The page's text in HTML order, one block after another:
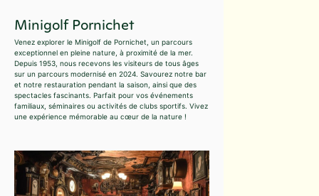
Minigolf Pornichet
Venez explorer le Minigolf de Pornichet, un parcours
exceptionnel en pleine nature, à proximité de la mer.
Depuis 1953, nous recevons les visiteurs de tous âges
sur un parcours modernisé en 2024. Savourez notre bar
et notre restauration pendant la saison, ainsi que des
spectacles fascinants. Parfait pour vos événements
familiaux, séminaires ou activités de clubs sportifs. Vivez
une expérience mémorable au cœur de la nature !